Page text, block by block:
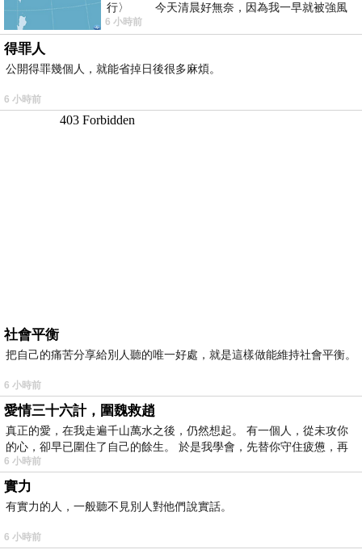
行〉 今天清晨好無奈，因為我一早就被強風
6 小時前
得罪人
公開得罪幾個人，就能省掉日後很多麻煩。
6 小時前
社會平衡
把自己的痛苦分享給別人聽的唯一好處，就是這樣做能維持社會平衡。
6 小時前
愛情三十六計，圍魏救趙
真正的愛，在我走遍千山萬水之後，仍然想起。 有一個人，從未攻你
的心，卻早已圍住了自己的餘生。 於是我學會，先替你守住疲憊，再
6 小時前
實力
有實力的人，一般聽不見別人對他們說實話。
6 小時前